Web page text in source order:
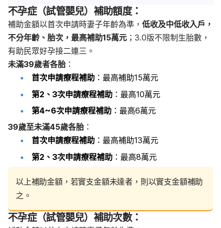
不孕症（試管嬰兒）補助額度：
補助金額以首次申請時妻子年齡為準，​​ 低收及中低收入戶，
不分年齡、胎次，最高補助15萬元 ；3.0版不限制生胎數，
有助民眾好孕接二連三。
未滿39歲者各胎 ：
首次申請療程補助 ：最高補助15萬元
第2、3次申請療程補助 ：最高10萬元
第4~6次申請療程補助 ：最高6萬元
39歲至未滿45歲各胎 ：
首次申請療程補助 ：最高補助13萬元
第2、3次申請療程補助 ：最高8萬元
以上補助金額，若實支金額未達者，則以實支金額補助
之。
不孕症（試管嬰兒）補助次數：